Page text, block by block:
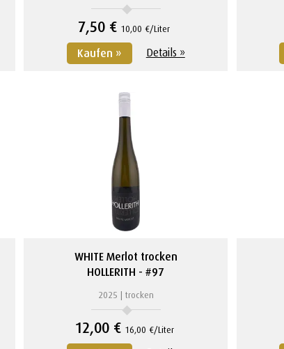
7,50 € 10,00 €/Liter
Kaufen » Details »
WHITE Merlot trocken
HOLLERITH
#97
2025 trocken
12,00 € 16,00 €/Liter